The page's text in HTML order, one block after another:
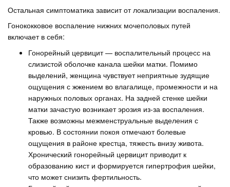
Остальная симптоматика зависит от локализации воспаления.
Гонококковое воспаление нижних мочеполовых путей
включает в себя:
Гонорейный цервицит — воспалительный процесс на
слизистой оболочке канала шейки матки. Помимо
выделений, женщина чувствует неприятные зудящие
ощущения с жжением во влагалище, промежности и на
наружных половых органах. На задней стенке шейки
матки зачастую возникает эрозия из-за воспаления.
Также возможны межменструальные выделения с
кровью. В состоянии покоя отмечают болевые
ощущения в районе крестца, тяжесть внизу живота.
Хронический гонорейный цервицит приводит к
образованию кист и формируется гипертрофия шейки,
что может снизить фертильность.